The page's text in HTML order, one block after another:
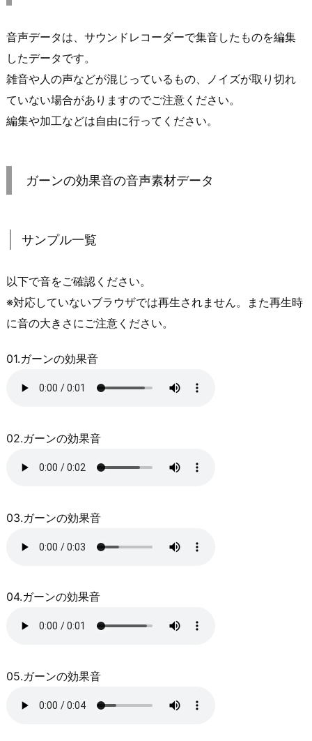
音声データは、サウンドレコーダーで集音したものを編集
したデータです。
雑音や人の声などが混じっているもの、ノイズが取り切れ
ていない場合がありますのでご注意ください。
編集や加工などは自由に行ってください。
ガーンの効果音の音声素材データ
サンプル一覧
以下で音をご確認ください。
※対応していないブラウザでは再生されません。また再生時
に音の大きさにご注意ください。
01.ガーンの効果音
02.ガーンの効果音
03.ガーンの効果音
04.ガーンの効果音
05.ガーンの効果音